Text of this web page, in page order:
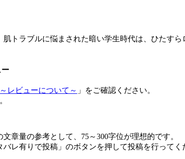
トラブルに悩まされた暗い学生時代は、ひたす
レビューについて～ 」をご確認ください。
章量の参考として、75～300字位が理想的です。
レ有りで投稿」のボタンを押して投稿を行ってく